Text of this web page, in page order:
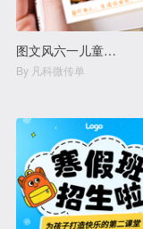
图文风六一儿童节纪念相册
By 凡科微传单